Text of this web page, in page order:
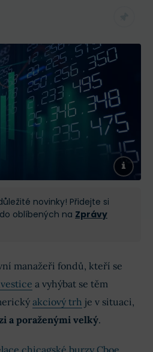
novinky! Přidejte si
oblíbených na Zprávy
manažeři fondů, kteří se
a vyhýbat se těm
akciový trh je v situaci,
a poraženými velký.
chicagské burzy Cboe